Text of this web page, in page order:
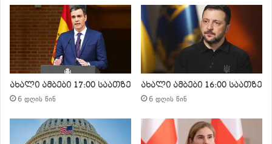
ახალი ამბები 17:00 საათზე
6 დღის წინ
ახალი ამბები 16:00 საათზე
6 დღის წინ